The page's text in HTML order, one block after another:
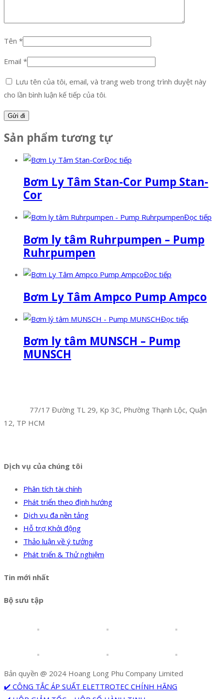
Tên *
Email *
Lưu tên của tôi, email, và trang web trong trình duyệt này
cho lần bình luận kế tiếp của tôi.
Sản phẩm tương tự
Đọc tiếp
Bơm Ly Tâm Stan-Cor Pump Stan-
Cor
Đọc tiếp
Bơm ly tâm Ruhrpumpen – Pump
Ruhrpumpen
Đọc tiếp
Bơm Ly Tâm Ampco Pump Ampco
Đọc tiếp
Bơm ly tâm MUNSCH – Pump
MUNSCH
77/17 Đường TL 29, Kp 3C, Phường Thạnh Lộc, Quận
12, TP HCM
Dịch vụ của chúng tôi
Phân tích tài chính
Phát triển theo định hướng
Dịch vụ đa nền tảng
Hỗ trợ Khởi động
Thảo luận về ý tưởng
Phát triển & Thử nghiệm
Tin mới nhất
Bộ sưu tập
Bản quyền @ 2024 Hoang Long Phu Company Limited
✔️ CÔNG TẮC ÁP SUẤT ELETTROTEC CHÍNH HÃNG